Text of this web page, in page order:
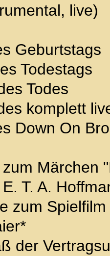
live)
Geburtstags
Todestags
Todes
komplett
Down On
zum Märchen
T. A.
zum
der